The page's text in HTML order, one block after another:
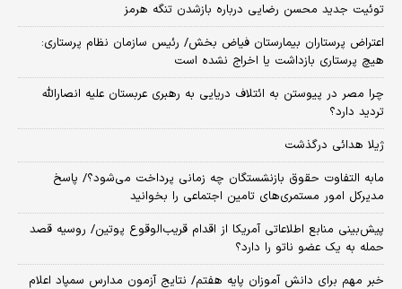
توئیت جدید محسن رضایی درباره بازشدن تنگه هرمز
اعتراض پرستاران بیمارستان فیاض بخش/ رئیس سازمان نظام پرستاری:
هیچ پرستاری بازداشت یا اخراج نشده است
چرا مصر در پیوستن به ائتلاف دریایی به رهبری عربستان علیه انصارالله
تردید دارد؟
ژیلا هدائی درگذشت
مابه التفاوت حقوق بازنشستگان چه زمانی پرداخت می‌شود؟/ پاسخ
مدیرکل امور مستمری‌های تامین اجتماعی را بخوانید
پیش‌بینی منابع اطلاعاتی آمریکا از اقدام قریب‌الوقوع پوتین/ روسیه قصد
حمله به یک عضو ناتو را دارد؟
خبر مهم برای دانش آموزان پایه هفتم/ نتایج آزمون مدارس سمپاد اعلام